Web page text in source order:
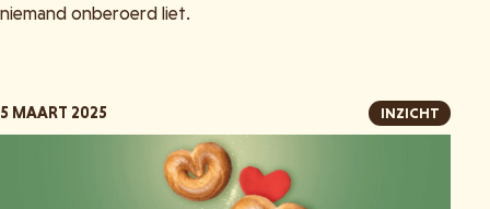
niemand onberoerd liet.
5 MAART 2025 INZICHT